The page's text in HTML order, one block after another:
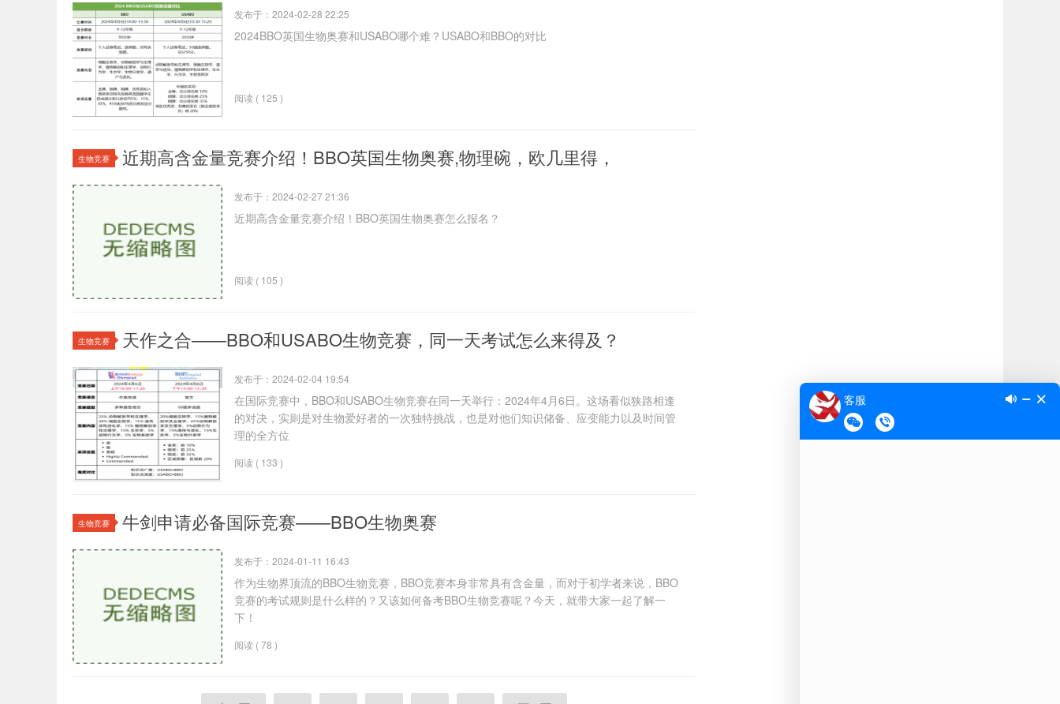
发布于：2024-02-28 22:25
2024BBO英国生物奥赛和USABO哪个难？USABO和BBO的对比
阅读 ( 125 )
生物竞赛 近期高含金量竞赛介绍！​BBO英国生物奥赛,物理碗，欧几里得，
发布于：2024-02-27 21:36
近期高含金量竞赛介绍！​BBO英国生物奥赛怎么报名？
阅读 ( 105 )
生物竞赛 天作之合——BBO和USABO生物竞赛，同一天考试怎么来得及？
发布于：2024-02-04 19:54
在国际竞赛中，BBO和USABO生物竞赛在同一天举行：2024年4月6日。这场看似狭路相逢
的对决，实则是对生物爱好者的一次独特挑战，也是对他们知识储备、应变能力以及时间管
理的全方位
阅读 ( 133 )
生物竞赛 牛剑申请必备国际竞赛——BBO生物奥赛
发布于：2024-01-11 16:43
作为生物界顶流的BBO生物竞赛，BBO竞赛本身非常具有含金量，而对于初学者来说，BBO
竞赛的考试规则是什么样的？又该如何备考BBO生物竞赛呢？今天，就带大家一起了解一
下！
阅读 ( 78 )